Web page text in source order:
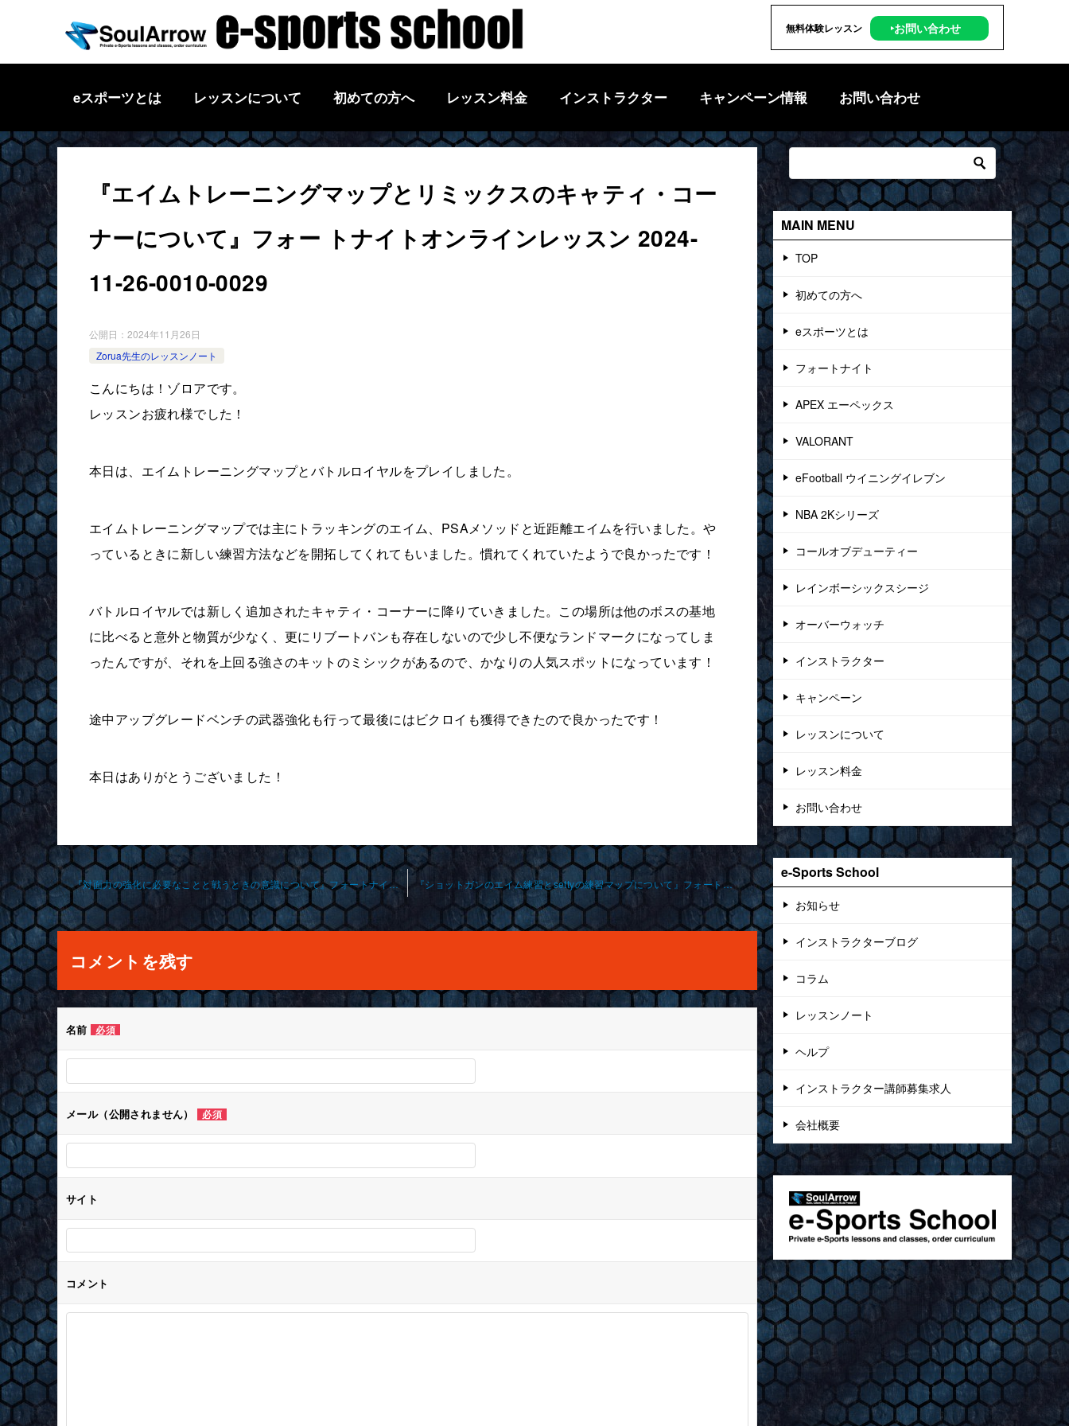
無料体験レッスン ‣お問い合わせ
eスポーツとは レッスンについて 初めての方へ レッスン料金 インストラクター キャンペーン情報 お問い合わせ
『エイムトレーニングマップとリミックスのキャティ・コー
ナーについて』フォー トナイトオンラインレッスン 2024-
11-26-0010-0029
公開日： 2024年11月26日
Zorua先生のレッスンノート
こんにちは！ゾロアです。
レッスンお疲れ様でした！
本日は、エイムトレーニングマップとバトルロイヤルをプレイしました。
エイムトレーニングマップでは主にトラッキングのエイム、PSAメソッドと近距離エイムを行いました。や
っているときに新しい練習方法などを開拓してくれてもいました。慣れてくれていたようで良かったです！
バトルロイヤルでは新しく追加されたキャティ・コーナーに降りていきました。この場所は他のボスの基地
に比べると意外と物質が少なく、更にリブートバンも存在しないので少し不便なランドマークになってしま
ったんですが、それを上回る強さのキットのミシックがあるので、かなりの人気スポットになっています！
途中アップグレードベンチの武器強化も行って最後にはビクロイも獲得できたので良かったです！
本日はありがとうございました！
投
稿
ナ
ビ
ゲ
ー
シ
ョ
ン
『対面力の強化に必要なことと戦うときの意識について』フォートナイトオンライ ンレッスン 2024-11-24-0010 『ショットガンのエイム練習とsettyの練習マップについて』フォートナイトオンラ インレッスン 2024-12-08-0010-0031
コメントを残す
名前 必須
メール（公開されません） 必須
サイト
コメント
MAIN MENU
TOP
初めての方へ
eスポーツとは
フォートナイト
APEX エーペックス
VALORANT
eFootball ウイニングイレブン
NBA 2Kシリーズ
コールオブデューティー
レインボーシックスシージ
オーバーウォッチ
インストラクター
キャンペーン
レッスンについて
レッスン料金
お問い合わせ
e-Sports School
お知らせ
インストラクターブログ
コラム
レッスンノート
ヘルプ
インストラクター講師募集求人
会社概要